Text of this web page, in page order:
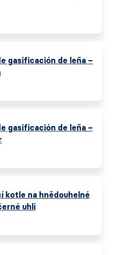
gasificación de leña –
gasificación de leña –
kotle na hnědouhelné
uhlí